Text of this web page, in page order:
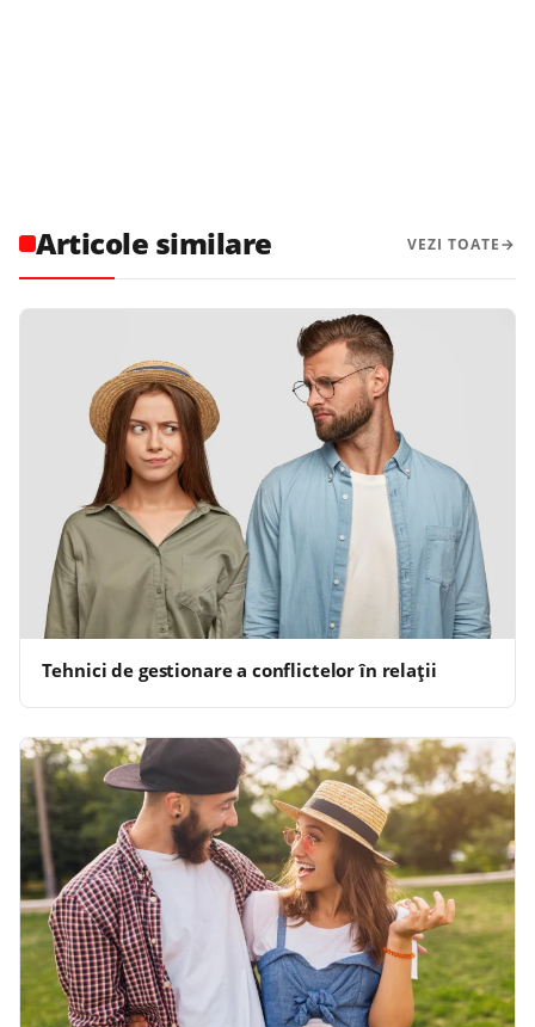
Articole similare VEZI TOATE
Tehnici de gestionare a conflictelor în relații